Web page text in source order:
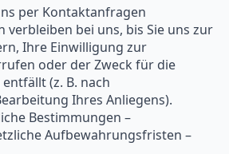
per Kontaktanfragen
verbleiben bei uns, bis Sie uns zur
Ihre Einwilligung zur
oder der Zweck für die
(z. B. nach
Ihres Anliegens).
Bestimmungen –
Aufbewahrungsfristen –